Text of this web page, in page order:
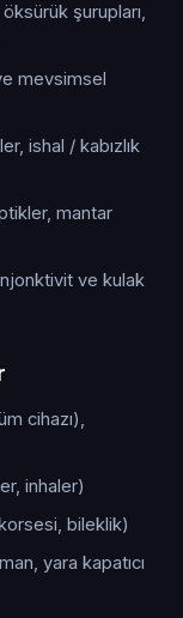
şurupları,
mevsimsel
ishal / kabızlık
mantar
ve kulak
cihazı),
inhaler)
bileklik)
yara kapatıcı